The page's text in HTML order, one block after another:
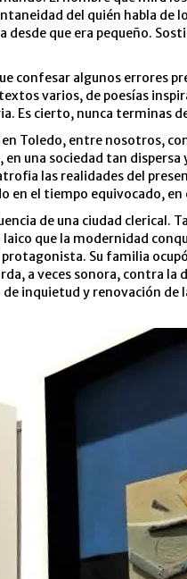
del quién habla
que era pequeño.
algunos errores
varios, de poesías
Es cierto, nunca terminas
Toledo, entre nosotros,
una sociedad tan
las realidades del
en el tiempo equivocado,
de una ciudad
que la modernidad
Su familia
a veces sonora, contra
inquietud y renovación